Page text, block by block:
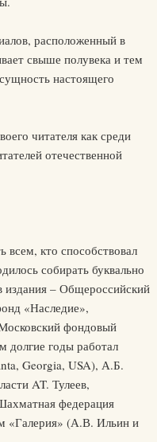
расположенный в
свыше полувека и тем
настоящего
читателя как среди
отечественной
всем, кто способствовал
собирать буквально
издания – Общероссийский
«Наследие»,
фондовый
годы работал
Georgia, USA), А.Б.
AT. Тулеев,
федерация
«Галерия» (А.В. Ильин и